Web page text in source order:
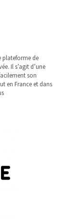
plateforme de
Il s’agit d’une
son
en France et dans